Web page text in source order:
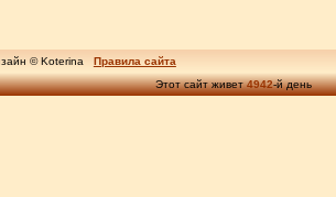
© Koterina
Правила сайта
Этот сайт живет4942-й день